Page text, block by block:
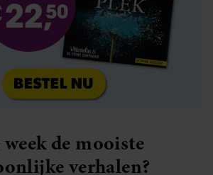
de mooiste
verhalen?